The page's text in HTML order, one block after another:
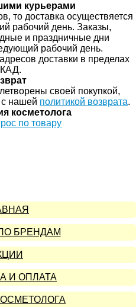
курьерами
то доставка осуществяется
рабочий день. Заказы,
и праздничные дни
рабочий день.
доставки в пределах
своей покупкой,
с нашей политикой возврата.
косметолога
по товару
БРЕНДАМ
И ОПЛАТА